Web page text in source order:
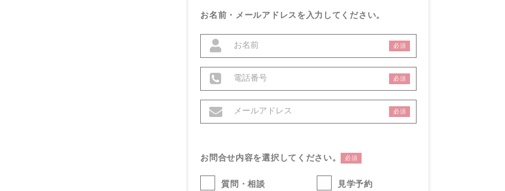
お名前・メールアドレスを入力してください。
必須
必須
必須
お問合せ内容を選択してください。 必須
質問・相談 見学予約